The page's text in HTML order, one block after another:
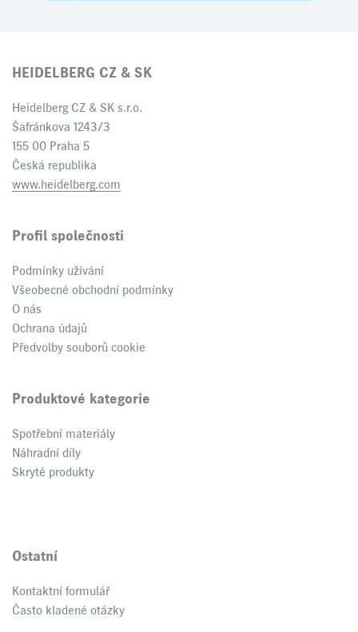
HEIDELBERG CZ & SK
Heidelberg CZ & SK s.r.o.
Šafránkova 1243/3
155 00 Praha 5
Česká republika
www.heidelberg.com
Profil společnosti
Podmínky užívání
Všeobecné obchodní podmínky
O nás
Ochrana údajů
Předvolby souborů cookie
Produktové kategorie
Spotřební materiály
Náhradní díly
Skryté produkty
Ostatní
Kontaktní formulář
Často kladené otázky